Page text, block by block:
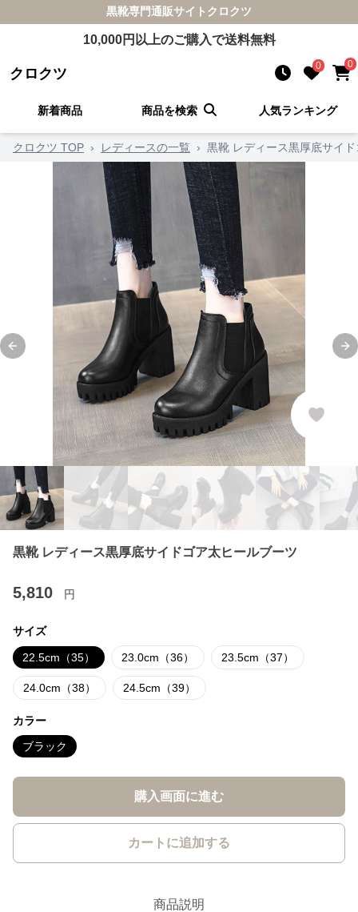
黒靴専門通販サイト クロクツ
10,000円以上のご購入で送料無料
クロクツ 0 0
新着商品 商品を検索 人気ランキング
クロクツ TOP › レディースの一覧 › 黒靴 レディース黒厚底サイ
Previous slide
黒靴 レディース黒厚底サイドゴア太ヒールブーツ
5,810 円
サイズ
22.5cm（35） 23.0cm（36） 23.5cm（37）
24.0cm（38） 24.5cm（39）
カラー
ブラック
購入画面に進む
カートに追加する
商品説明